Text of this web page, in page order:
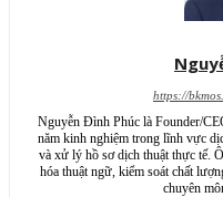
https://
Nguyễn Đình Phúc là Founder/
năm kinh nghiệm trong lĩnh vực
và xử lý hồ sơ dịch thuật thực tế.
hóa thuật ngữ, kiểm soát chất
chuyên